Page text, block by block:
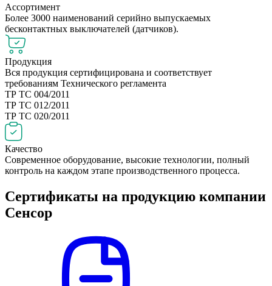
Ассортимент
Более 3000 наименований серийно выпускаемых
бесконтактных выключателей (датчиков).
Продукция
Вся продукция сертифицирована и соответствует
требованиям Технического регламента
ТР ТС 004/2011
ТР ТС 012/2011
ТР ТС 020/2011
Качество
Современное оборудование, высокие технологии, полный
контроль на каждом этапе производственного процесса.
Сертификаты на продукцию компании
Сенсор